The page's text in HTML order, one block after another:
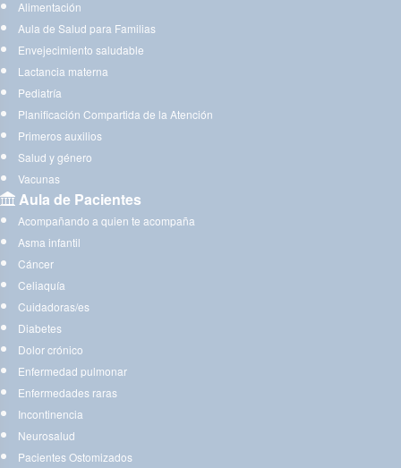
Alimentación
Aula de Salud para Familias
Envejecimiento saludable
Lactancia materna
Pediatría
Planificación Compartida de la Atención
Primeros auxilios
Salud y género
Vacunas
Aula de Pacientes
Acompañando a quien te acompaña
Asma infantil
Cáncer
Celiaquía
Cuidadoras/es
Diabetes
Dolor crónico
Enfermedad pulmonar
Enfermedades raras
Incontinencia
Neurosalud
Pacientes Ostomizados